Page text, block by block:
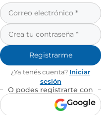
Registrarme
¿Ya tenés cuenta? Iniciar
sesión
O podes registrarte con
Google